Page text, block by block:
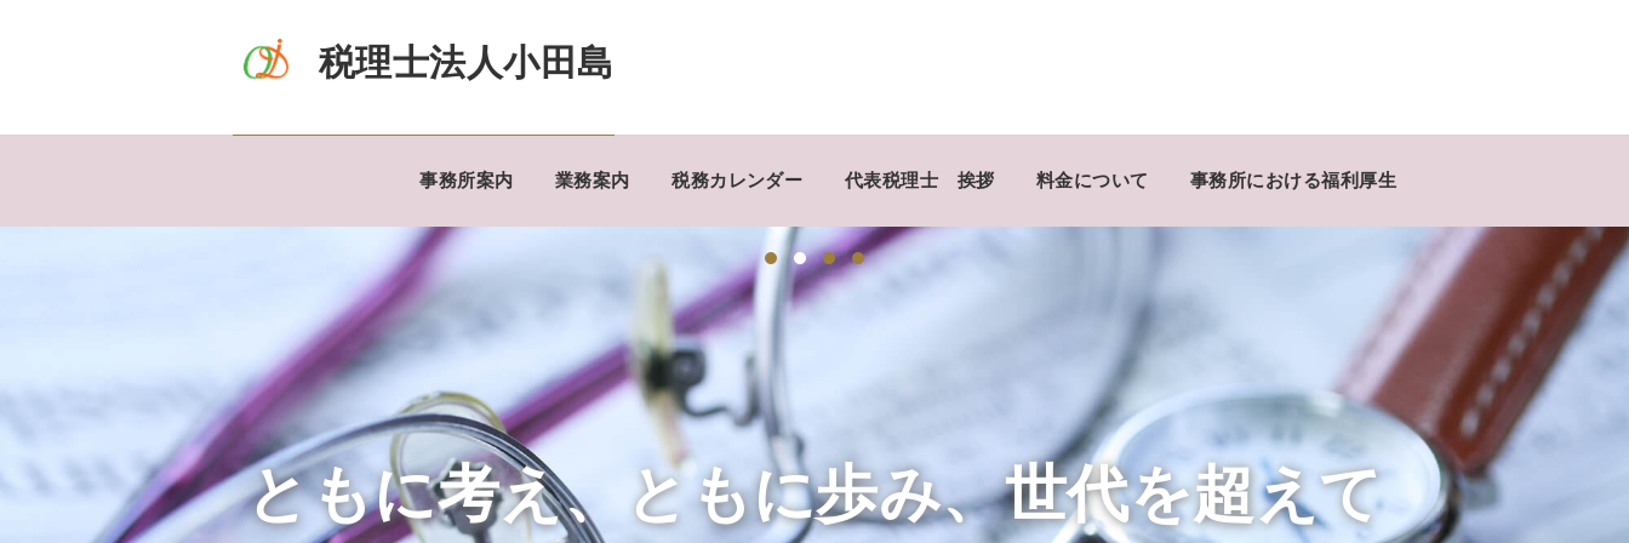
税理士法人小田島
事務所案内 業務案内 税務カレンダー 代表税理士 挨拶 料金について 事務所における福利厚生
ともに考え、ともに歩み、世代を超えて